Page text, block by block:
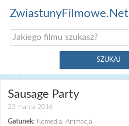
ZwiastunyFilmowe.Net
Sausage Party
23 marca 2016
Gatunek: Komedia, Animacja